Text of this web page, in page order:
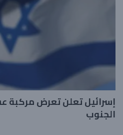
إسرائيل تعلن تعرض مركبة
الجنوب